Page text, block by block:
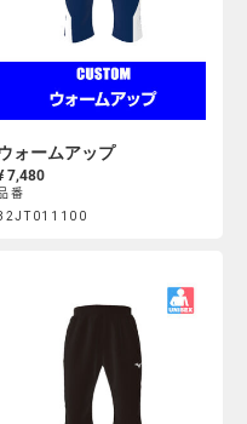
ォームアップ
7,480
番